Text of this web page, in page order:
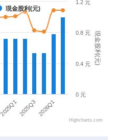
現金股利(元)
現金股利(元)
2025Q12025Q32026Q1
0 元
1.2 元
0.4 元
0.8 元
Highcharts.com